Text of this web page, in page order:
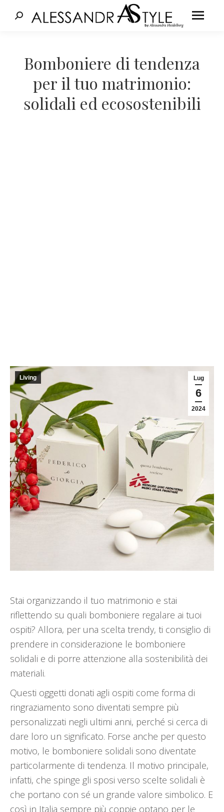
Cerca:
Bomboniere di tendenza
per il tuo matrimonio:
solidali ed ecosostenibili
Lug
6
2024
Living
Stai organizzando il tuo matrimonio e stai
riflettendo su quali bomboniere regalare ai tuoi
ospiti? Allora, per una scelta trendy, ti consiglio di
prendere in considerazione le bomboniere
solidali e di porre attenzione alla sostenibilità dei
materiali.
Questi oggetti donati agli ospiti come forma di
ringraziamento sono diventati sempre più
personalizzati negli ultimi anni, perché si cerca di
dare loro un significato. Forse anche per questo
motivo, le bomboniere solidali sono diventate
particolarmente di tendenza. Il motivo principale,
infatti, che spinge gli sposi verso scelte solidali è
che portano con sé un grande valore simbolico. E
così in Italia sempre più coppie optano per le